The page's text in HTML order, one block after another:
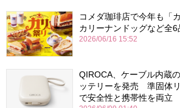
コメダ珈琲店で今年も
カリーナンドッグなど全
2026/06/16 15:52
QIROCA、ケーブル内蔵
ッテリーを発売 準固体
で安全性と携帯性を両立